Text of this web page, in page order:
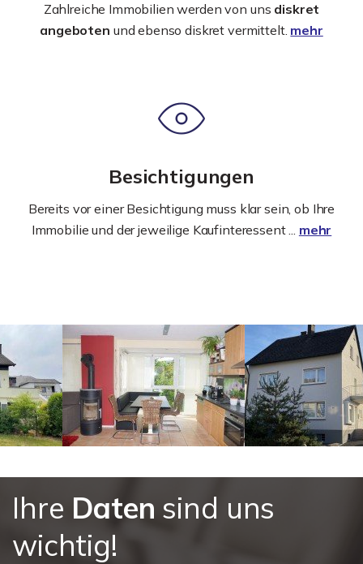
Zahlreiche Immobilien werden von uns diskret
angeboten und ebenso diskret vermittelt. mehr
Besichtigungen
Bereits vor einer Besichtigung muss klar sein, ob Ihre
Immobilie und der jeweilige Kaufinteressent ... mehr
Ihre Daten sind uns
wichtig!